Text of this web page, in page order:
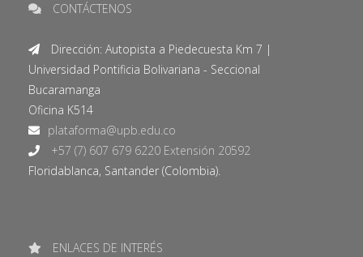
CONTÁCTENOS
Dirección: Autopista a Piedecuesta Km 7 |
Universidad Pontificia Bolivariana - Seccional
Bucaramanga
Oficina K514
+57 (7) 607 679 6220 Extensión 20592
Floridablanca, Santander (Colombia).
ENLACES DE INTERÉS